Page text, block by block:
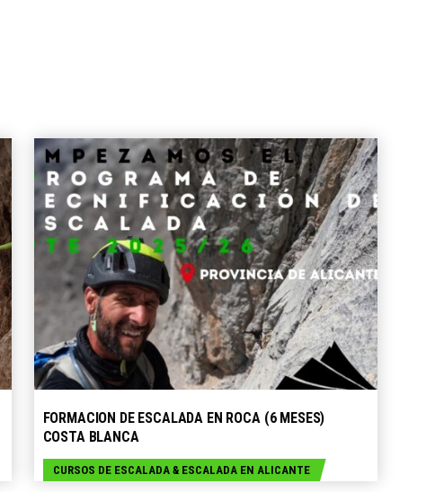
SELECCIONE OPCIONES
FORMACION DE ESCALADA EN ROCA (6 MESES)
COSTA BLANCA
CURSOS DE ESCALADA& ESCALADA EN ALICANTE